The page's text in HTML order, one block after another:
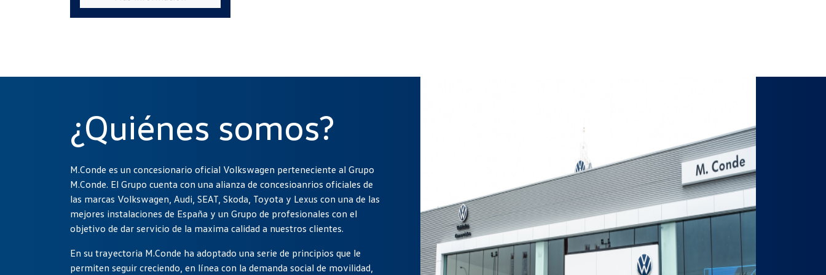
¿Quiénes somos?
M.Conde es un concesionario oficial Volkswagen perteneciente al Grupo
M.Conde. El Grupo cuenta con una alianza de concesioanrios oficiales de
las marcas Volkswagen, Audi, SEAT, Skoda, Toyota y Lexus con una de las
mejores instalaciones de España y un Grupo de profesionales con el
objetivo de dar servicio de la maxima calidad a nuestros clientes.
En su trayectoria M.Conde ha adoptado una serie de principios que le
permiten seguir creciendo, en línea con la demanda social de movilidad,